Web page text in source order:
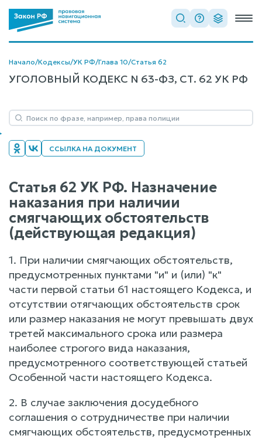
Начало/Кодексы/УК РФ/Глава 10/Статья 62
УГОЛОВНЫЙ КОДЕКС N 63-ФЗ, СТ. 62 УК РФ
ССЫЛКА НА ДОКУМЕНТ
Статья 62 УК РФ. Назначение
наказания при наличии
смягчающих обстоятельств
(действующая редакция)
1. При наличии смягчающих обстоятельств,
предусмотренных пунктами "и" и (или) "к"
части первой статьи 61 настоящего Кодекса, и
отсутствии отягчающих обстоятельств срок
или размер наказания не могут превышать двух
третей максимального срока или размера
наиболее строгого вида наказания,
предусмотренного соответствующей статьей
Особенной части настоящего Кодекса.
2. В случае заключения досудебного
соглашения о сотрудничестве при наличии
смягчающих обстоятельств, предусмотренных